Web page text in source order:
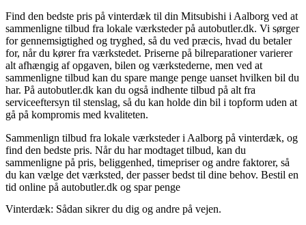
Find den bedste pris på vinterdæk til din Mitsubishi i Aalborg ved at
sammenligne tilbud fra lokale værksteder på autobutler.dk. Vi sørger
for gennemsigtighed og tryghed, så du ved præcis, hvad du betaler
for, når du kører fra værkstedet. Priserne på bilreparationer varierer
alt afhængig af opgaven, bilen og værkstederne, men ved at
sammenligne tilbud kan du spare mange penge uanset hvilken bil du
har. På autobutler.dk kan du også indhente tilbud på alt fra
serviceeftersyn til stenslag, så du kan holde din bil i topform uden at
gå på kompromis med kvaliteten.
Sammenlign tilbud fra lokale værksteder i Aalborg på vinterdæk, og
find den bedste pris. Når du har modtaget tilbud, kan du
sammenligne på pris, beliggenhed, timepriser og andre faktorer, så
du kan vælge det værksted, der passer bedst til dine behov. Bestil en
tid online på autobutler.dk og spar penge
Vinterdæk: Sådan sikrer du dig og andre på vejen.